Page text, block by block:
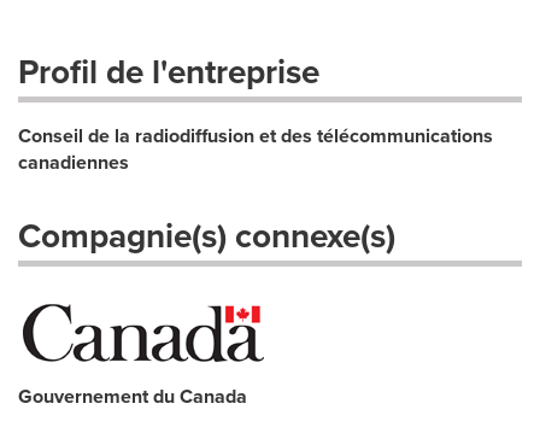
Profil de l'entreprise
Conseil de la radiodiffusion et des télécommunications
canadiennes
Compagnie(s) connexe(s)
Gouvernement du Canada